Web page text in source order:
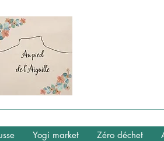
Yogi market Zéro déchet